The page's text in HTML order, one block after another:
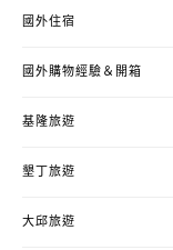
國外住宿
國外購物經驗＆開箱
基隆旅遊
墾丁旅遊
大邱旅遊